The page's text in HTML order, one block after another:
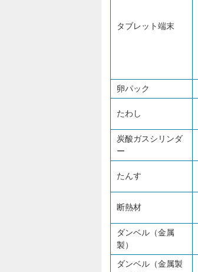
タブレット端末
卵パック
たわし
炭酸ガスシリンダ
ー
たんす
断熱材
ダンベル（金属
製）
ダンベル（金属製